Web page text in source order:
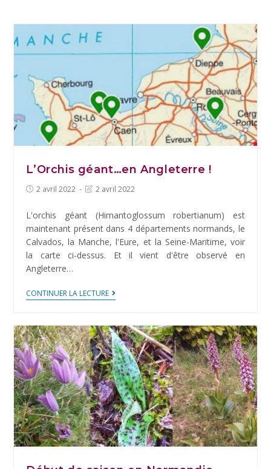
L’Orchis géant…en Angleterre !
Post2 avril 2022
Post2 avril 2022
L'orchis géant (Himantoglossum robertianum) est
maintenant présent dans 4 départements normands, le
Calvados, la Manche, l'Eure, et la Seine-Maritime, voir
la carte ci-dessus. Et il vient d'être observé en
Angleterre…
CONTINUER LA LECTURE
L’Orchis
Angleterre
!